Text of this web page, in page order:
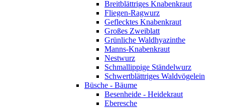
Breitblättriges Knabenkraut
Fliegen-Ragwurz
Geflecktes Knabenkraut
Großes Zweiblatt
Grünliche Waldhyazinthe
Manns-Knabenkraut
Nestwurz
Schmallippige Ständelwurz
Schwertblättriges Waldvögelein
Büsche - Bäume
Besenheide - Heidekraut
Eberesche